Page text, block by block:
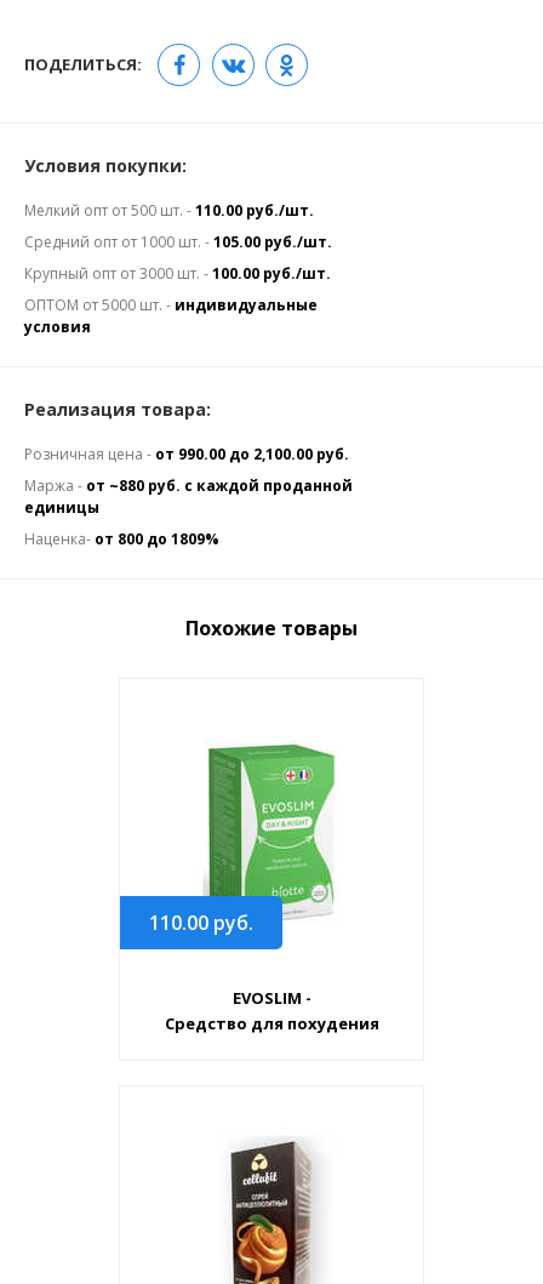
ПОДЕЛИТЬСЯ:
Условия покупки:
Мелкий опт от 500 шт. -110.00 руб./шт.
Средний опт от 1000 шт. -105.00 руб./шт.
Крупный опт от 3000 шт. -100.00 руб./шт.
ОПТОМ от 5000 шт. - индивидуальные
условия
Реализация товара:
Розничная цена - от 990.00 до 2,100.00 руб.
Маржа - от ~880 руб. с каждой проданной
единицы
Наценка- от 800 до 1809%
Похожие товары
110.00 руб.
EVOSLIM -
Средство для похудения